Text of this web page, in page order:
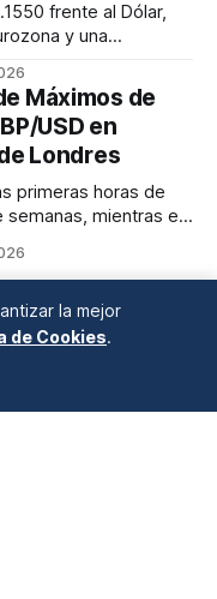
frente al Dólar,
y una
Esterlina, por su
1.3500 contra el
Máximos de
USD en
Londres
primeras horas de
mientras el
pares reflejan el
y la debilidad del
la mejor
de Cookies.